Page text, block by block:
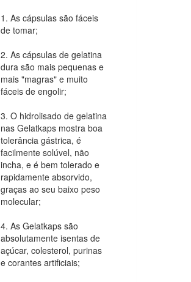
1. As cápsulas são fáceis
de tomar;
2. As cápsulas de gelatina
dura são mais pequenas e
mais "magras" e muito
fáceis de engolir;
3. O hidrolisado de gelatina
nas Gelatkaps mostra boa
tolerância gástrica, é
facilmente solúvel, não
incha, e é bem tolerado e
rapidamente absorvido,
graças ao seu baixo peso
molecular;
4. As Gelatkaps são
absolutamente isentas de
açúcar, colesterol, purinas
e corantes artificiais;